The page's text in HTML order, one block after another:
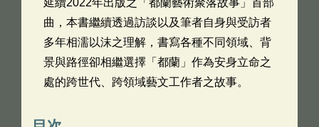
延續2022年出版之「都蘭藝術聚落故事」首部
曲，本書繼續透過訪談以及筆者自身與受訪者
多年相濡以沫之理解，書寫各種不同領域、背
景與路徑卻相繼選擇「都蘭」作為安身立命之
處的跨世代、跨領域藝文工作者之故事。